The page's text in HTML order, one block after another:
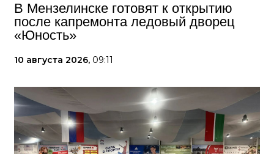
В Мензелинске готовят к открытию
после капремонта ледовый дворец
«Юность»
10 августа 2026, 09:11